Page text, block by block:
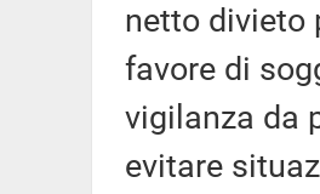
netto divieto
favore di
vigilanza da
evitare